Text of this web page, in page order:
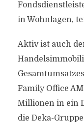
in Wohnlagen,
Aktiv ist auch
Family Office
Millionen in ein
die Deka-